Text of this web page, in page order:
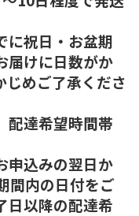
に祝日・お盆期
届けに日数がか
じめご了承くださ
配達希望時間帯
申込みの翌日か
間内の日付をご
日以降の配達希